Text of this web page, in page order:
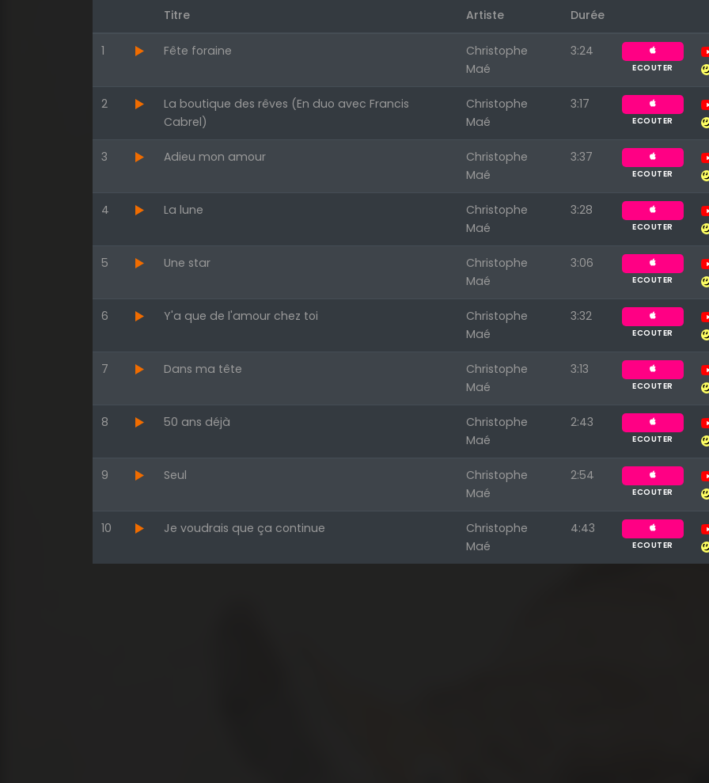
Appuyez sur ENTREE pour valider...
Titre Artiste Durée
1 Fête foraine
Christophe
Maé
3:24
ECOUTER
2
La boutique des rêves (En duo avec Francis
Cabrel)
Christophe
Maé
3:17
ECOUTER
3 Adieu mon amour
Christophe
Maé
3:37
ECOUTER
4 La lune
Christophe
Maé
3:28
ECOUTER
5 Une star
Christophe
Maé
3:06
ECOUTER
6 Y'a que de l'amour chez toi
Christophe
Maé
3:32
ECOUTER
7 Dans ma tête
Christophe
Maé
3:13
ECOUTER
8 50 ans déjà
Christophe
Maé
2:43
ECOUTER
9 Seul
Christophe
Maé
2:54
ECOUTER
10 Je voudrais que ça continue
Christophe
Maé
4:43
ECOUTER